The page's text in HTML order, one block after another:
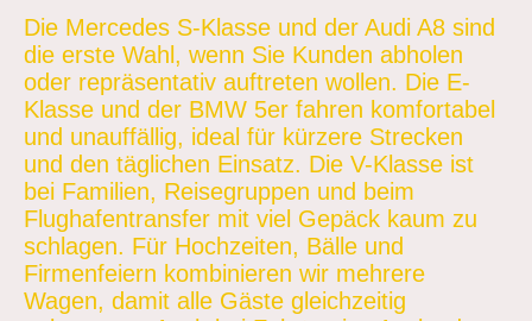
Die Mercedes S-Klasse und der Audi A8 sind
die erste Wahl, wenn Sie Kunden abholen
oder repräsentativ auftreten wollen. Die E-
Klasse und der BMW 5er fahren komfortabel
und unauffällig, ideal für kürzere Strecken
und den täglichen Einsatz. Die V-Klasse ist
bei Familien, Reisegruppen und beim
Flughafentransfer mit viel Gepäck kaum zu
schlagen. Für Hochzeiten, Bälle und
Firmenfeiern kombinieren wir mehrere
Wagen, damit alle Gäste gleichzeitig